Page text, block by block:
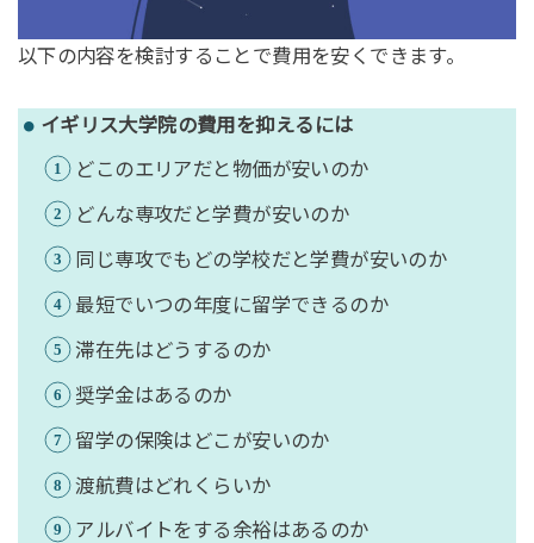
以下の内容を検討することで費用を安くできます。
イギリス大学院の費用を抑えるには
どこのエリアだと物価が安いのか
どんな専攻だと学費が安いのか
同じ専攻でもどの学校だと学費が安いのか
最短でいつの年度に留学できるのか
滞在先はどうするのか
奨学金はあるのか
留学の保険はどこが安いのか
渡航費はどれくらいか
アルバイトをする余裕はあるのか